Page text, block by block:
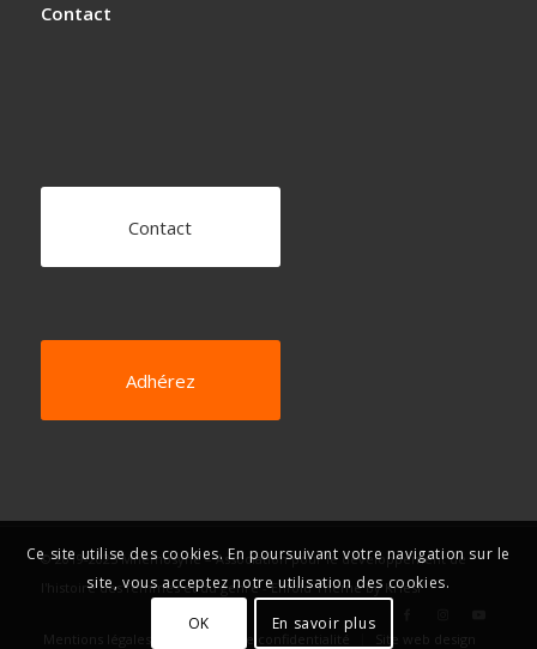
Contact
Contact
Adhérez
© 2019-2025 Mnémosyne – Association pour le développement de
l'histoire des femmes et du genre -Enfold Theme by Kriesi
Mentions légales Politique de confidentialité Site web design
Ce site utilise des cookies. En poursuivant votre navigation sur le
site, vous acceptez notre utilisation des cookies.
OK
En savoir plus